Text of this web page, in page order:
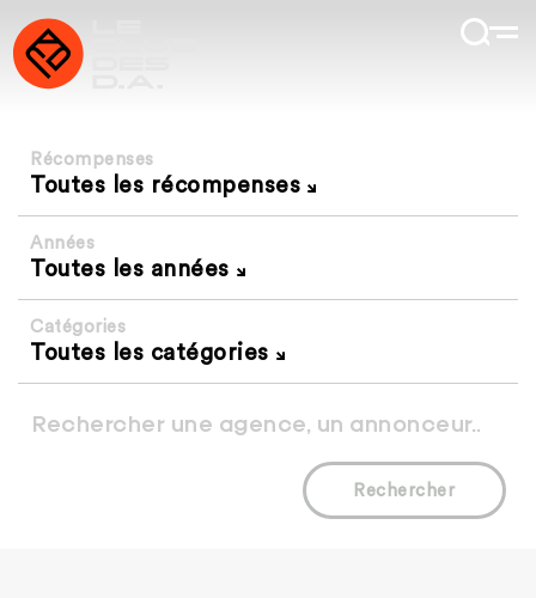
Récompenses
Toutes les récompenses
Années
Toutes les années
Catégories
Toutes les catégories
Rechercher